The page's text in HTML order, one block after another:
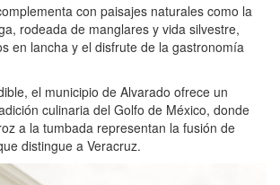
con paisajes naturales como la
rodeada de manglares y vida silvestre,
en lancha y el disfrute de la gastronomía
el municipio de Alvarado ofrece un
culinaria del Golfo de México, donde
a la tumbada representan la fusión de
distingue a Veracruz.